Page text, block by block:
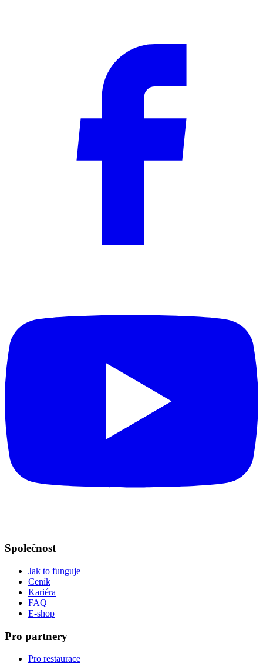
Společnost
Jak to funguje
Ceník
Kariéra
FAQ
E-shop
Pro partnery
Pro restaurace